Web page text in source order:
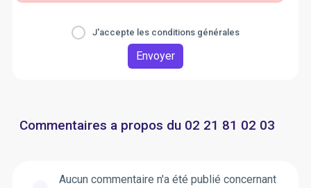
J'accepte les conditions générales
Envoyer
Commentaires a propos du 02 21 81 02 03
Aucun commentaire n'a été publié concernant